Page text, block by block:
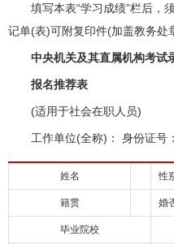
填写本表“学习成绩”栏后，
记单(表)可附复印件(加盖教务处
中央机关及其直属机构考试
报名推荐表
(适用于社会在职人员)
工作单位(全称)： 身份证号：
姓名 性
籍贯 婚
毕业院校